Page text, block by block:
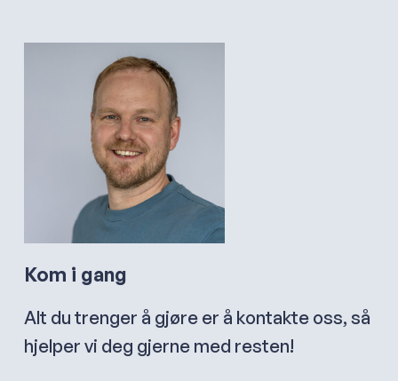
Kom i gang
Alt du trenger å gjøre er å kontakte oss, så
hjelper vi deg gjerne med resten!